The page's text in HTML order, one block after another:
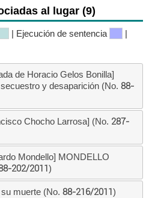
al lugar (9)
| Ejecución de sentencia
|
de Horacio Gelos Bonilla]
y desaparición (No. 88-
Chocho Larrosa] (No. 287-
Mondello] MONDELLO
202/2011)
muerte (No. 88-216/2011)